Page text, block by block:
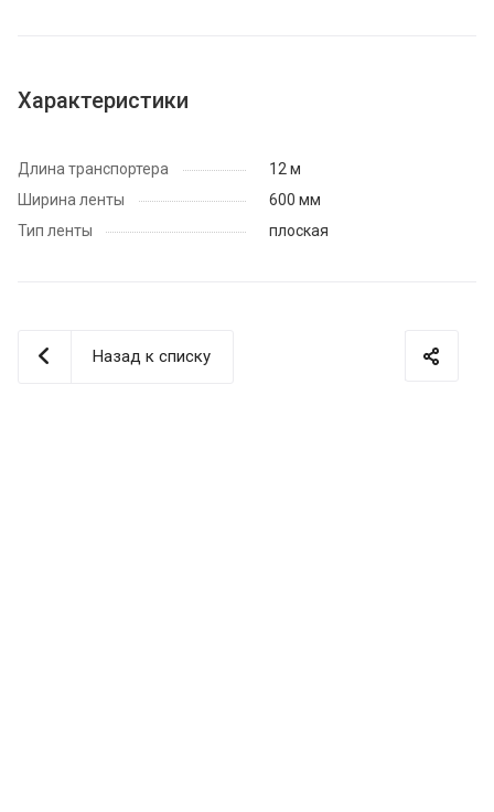
Характеристики
Длина транспортера
12 м
Ширина ленты
600 мм
Тип ленты
плоская
Назад к списку